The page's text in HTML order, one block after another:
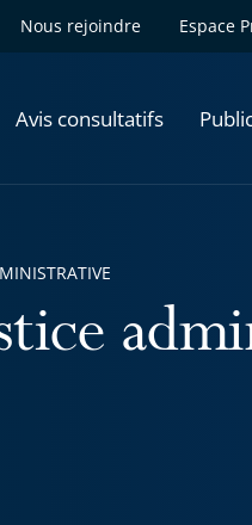
Nous rejoindre Espace
Avis consultatifs